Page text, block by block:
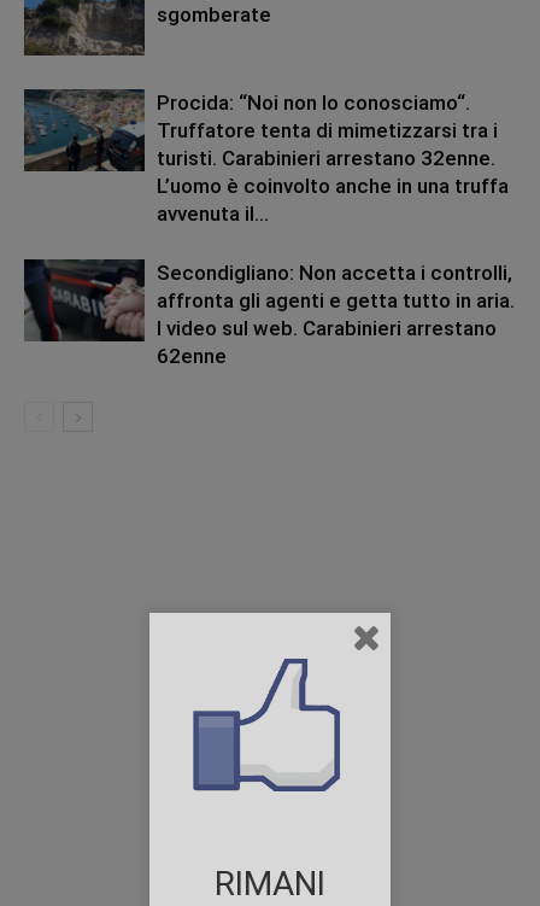
sgomberate
Procida: “Noi non lo conosciamo“.
Truffatore tenta di mimetizzarsi tra i
turisti. Carabinieri arrestano 32enne.
L’uomo è coinvolto anche in una truffa
avvenuta il...
Secondigliano: Non accetta i controlli,
affronta gli agenti e getta tutto in aria.
I video sul web. Carabinieri arrestano
62enne
RIMANI